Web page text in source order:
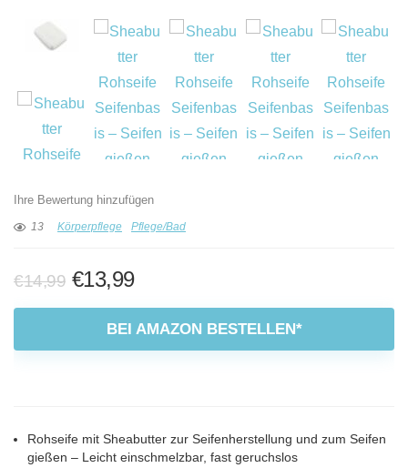
Ihre Bewertung hinzufügen
13 Körperpflege Pflege/Bad
€14,99 Ursprünglicher
Preis
war:
€14,99
€13,99Aktueller
Preis
ist:
€13,99.
BEI AMAZON BESTELLEN*
Rohseife mit Sheabutter zur Seifenherstellung und zum Seifen
gießen – Leicht einschmelzbar, fast geruchslos